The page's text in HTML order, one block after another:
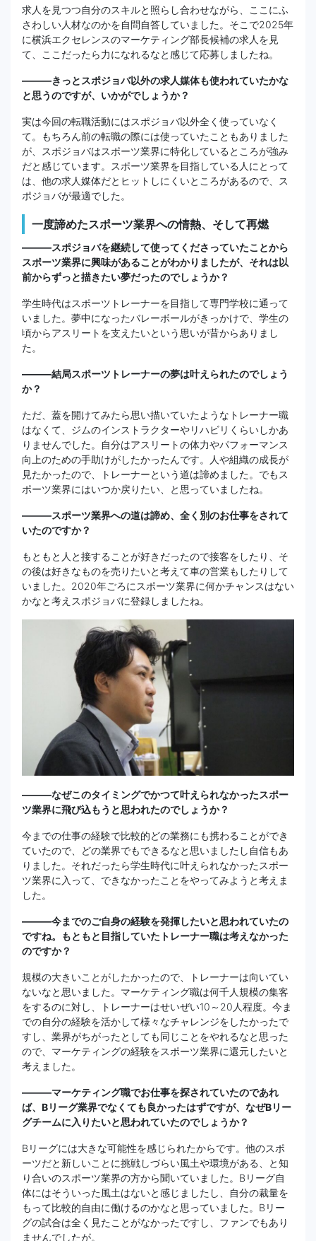
求人を見つつ自分のスキルと照らし合わせながら、ここにふ
さわしい人材なのかを自問自答していました。そこで2025年
に横浜エクセレンスのマーケティング部長候補の求人を見
て、ここだったら力になれるなと感じて応募しましたね。
———きっとスポジョバ以外の求人媒体も使われていたかな
と思うのですが、いかがでしょうか？
実は今回の転職活動にはスポジョバ以外全く使っていなく
て。もちろん前の転職の際には使っていたこともありました
が、スポジョバはスポーツ業界に特化しているところが強み
だと感じています。スポーツ業界を目指している人にとって
は、他の求人媒体だとヒットしにくいところがあるので、ス
ポジョバが最適でした。
一度諦めたスポーツ業界への情熱、そして再燃
———スポジョバを継続して使ってくださっていたことから
スポーツ業界に興味があることがわかりましたが、それは以
前からずっと描きたい夢だったのでしょうか？
学生時代はスポーツトレーナーを目指して専門学校に通って
いました。夢中になったバレーボールがきっかけで、学生の
頃からアスリートを支えたいという思いが昔からありまし
た。
———結局スポーツトレーナーの夢は叶えられたのでしょう
か？
ただ、蓋を開けてみたら思い描いていたようなトレーナー職
はなくて、ジムのインストラクターやリハビリくらいしかあ
りませんでした。自分はアスリートの体力やパフォーマンス
向上のための手助けがしたかったんです。人や組織の成長が
見たかったので、トレーナーという道は諦めました。でもス
ポーツ業界にはいつか戻りたい、と思っていましたね。
———スポーツ業界への道は諦め、全く別のお仕事をされて
いたのですか？
もともと人と接することが好きだったので接客をしたり、そ
の後は好きなものを売りたいと考えて車の営業もしたりして
いました。2020年ごろにスポーツ業界に何かチャンスはない
かなと考えスポジョバに登録しましたね。
———なぜこのタイミングでかつて叶えられなかったスポー
ツ業界に飛び込もうと思われたのでしょうか？
今までの仕事の経験で比較的どの業務にも携わることができ
ていたので、どの業界でもできるなと思いましたし自信もあ
りました。それだったら学生時代に叶えられなかったスポー
ツ業界に入って、できなかったことをやってみようと考えま
した。
———今までのご自身の経験を発揮したいと思われていたの
ですね。もともと目指していたトレーナー職は考えなかった
のですか？
規模の大きいことがしたかったので、トレーナーは向いてい
ないなと思いました。マーケティング職は何千人規模の集客
をするのに対し、トレーナーはせいぜい10～20人程度。今ま
での自分の経験を活かして様々なチャレンジをしたかったで
すし、業界がちがったとしても同じことをやれるなと思った
ので、マーケティングの経験をスポーツ業界に還元したいと
考えました。
———マーケティング職でお仕事を探されていたのであれ
ば、Bリーグ業界でなくても良かったはずですが、なぜBリー
グチームに入りたいと思われていたのでしょうか？
Bリーグには大きな可能性を感じられたからです。他のスポ
ーツだと新しいことに挑戦しづらい風土や環境がある、と知
り合いのスポーツ業界の方から聞いていました。Bリーグ自
体にはそういった風土はないと感じましたし、自分の裁量を
もって比較的自由に働けるのかなと思っていました。Bリー
グの試合は全く見たことがなかったですし、ファンでもあり
ませんでしたが。